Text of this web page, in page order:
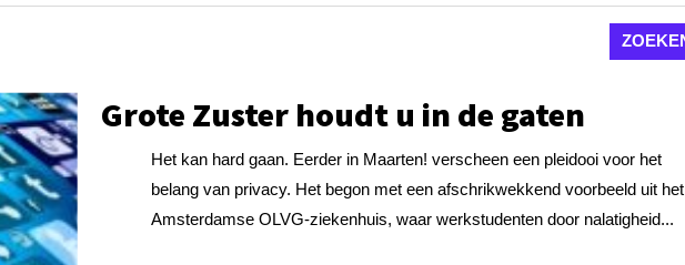
Grote Zuster houdt u in de gaten
Het kan hard gaan. Eerder in Maarten! verscheen een pleidooi voor het
belang van privacy. Het begon met een afschrikwekkend voorbeeld uit het
Amsterdamse OLVG-ziekenhuis, waar werkstudenten door nalatigheid...